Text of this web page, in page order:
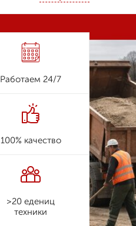
Работаем 24/7
100% качество
>20 едениц
техники